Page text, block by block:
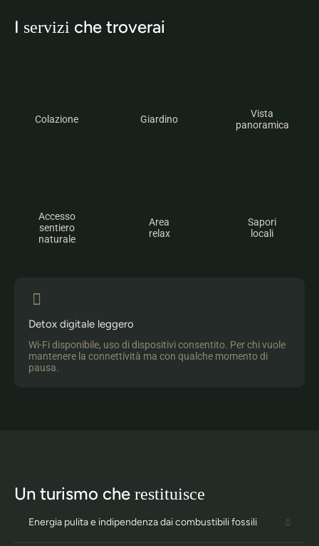
I servizi che troverai
Colazione Giardino
Vista
panoramica
Accesso
sentiero
naturale
Area
relax
Sapori
locali
Detox digitale leggero
Wi-Fi disponibile, uso di dispositivi consentito. Per chi vuole
mantenere la connettività ma con qualche momento di
pausa.​
Un turismo che restituisce
Energia pulita e indipendenza dai combustibili fossili